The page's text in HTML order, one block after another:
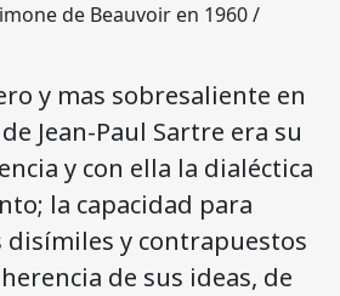
de Beauvoir en 1960 /
y mas sobresaliente en
Jean-Paul Sartre era su
y con ella la dialéctica
la capacidad para
disímiles y contrapuestos
de sus ideas, de